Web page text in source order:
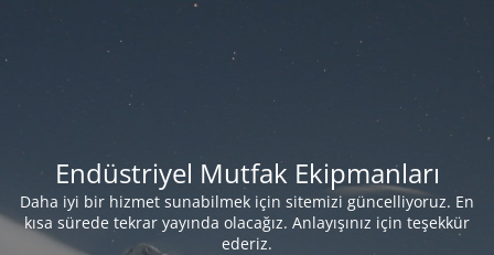
Endüstriyel Mutfak Ekipmanları
Daha iyi bir hizmet sunabilmek için sitemizi güncelliyoruz. En
kısa sürede tekrar yayında olacağız. Anlayışınız için teşekkür
ederiz.